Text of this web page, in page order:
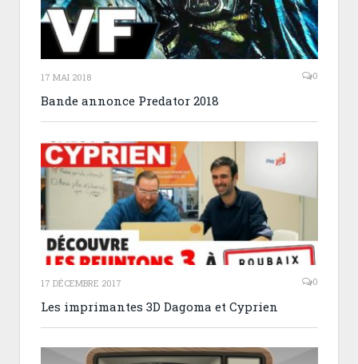
17 MAI 2018 0
Bande annonce Predator 2018
17 DÉCEMBRE 2017 0
Les imprimantes 3D Dagoma et Cyprien